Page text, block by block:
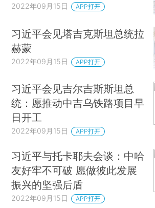
2022年09月15日 APP打开
习近平会见塔吉克斯坦总统拉
赫蒙
2022年09月15日 APP打开
习近平会见吉尔吉斯斯坦总
统：愿推动中吉乌铁路项目早
日开工
2022年09月15日 APP打开
习近平与托卡耶夫会谈：中哈
友好牢不可破 愿做彼此发展
振兴的坚强后盾
2022年09月15日 APP打开